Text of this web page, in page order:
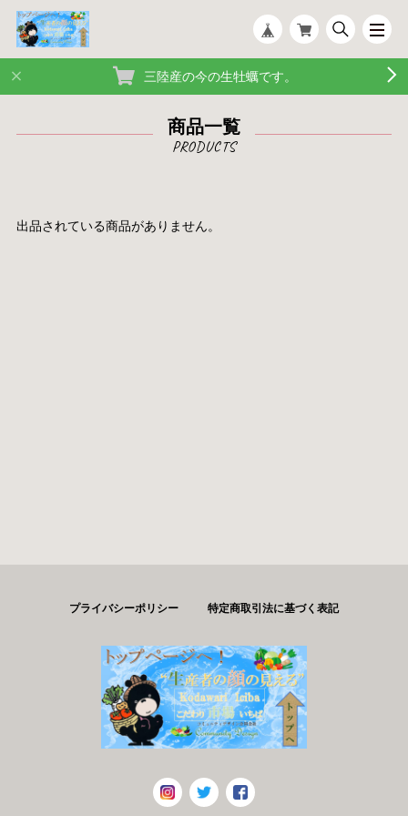
三陸産の今の生牡蠣です。
商品一覧
出品されている商品がありません。
プライバシーポリシー 特定商取引法に基づく表記